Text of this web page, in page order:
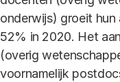
onderwijs) groeit
52% in 2020. Het
(overig
voornamelijk